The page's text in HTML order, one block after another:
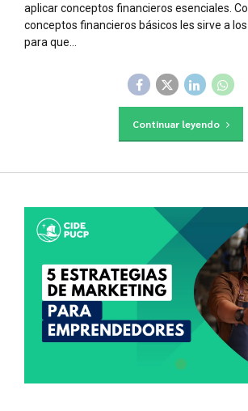
aplicar conceptos financieros esenciales.
conceptos financieros básicos les sirve a
para que...
Continuar leyendo